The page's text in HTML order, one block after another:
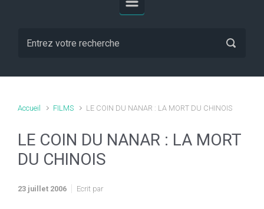
Accueil FILMS LE COIN DU NANAR : LA MORT DU CHINOIS
LE COIN DU NANAR : LA MORT
DU CHINOIS
23 juillet 2006 Ecrit par